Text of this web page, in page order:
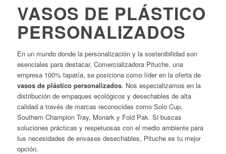
VASOS DE PLÁSTICO
PERSONALIZADOS
En un mundo donde la personalización y la sostenibilidad son
esenciales para destacar, Comercializadora Pituche, una
empresa 100% tapatía, se posiciona como líder en la oferta de
vasos de plástico personalizados. Nos especializamos en la
distribución de empaques ecológicos y desechables de alta
calidad a través de marcas reconocidas como Solo Cup,
Southern Champion Tray, Monark y Fold Pak. Si buscas
soluciones prácticas y respetuosas con el medio ambiente para
tus necesidades de envases desechables, Pituche es tu mejor
opción.